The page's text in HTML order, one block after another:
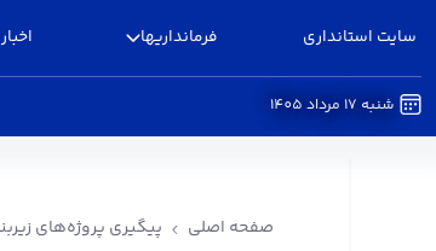
سایت استانداری فرمانداریها اخبار
شنبه 17 مرداد 1405
صفحه اصلی پیگیری پروژه‌های